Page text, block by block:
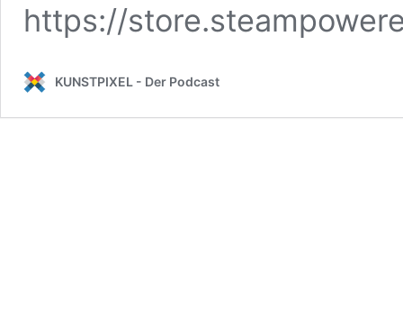
https://
KUNSTPIXEL - Der Podcast